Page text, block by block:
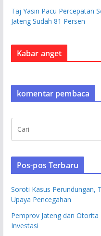
Taj Yasin Pacu Percepatan
Jateng Sudah 81 Persen
Kabar anget
komentar pembaca
Pos-pos Terbaru
Soroti Kasus Perundungan,
Upaya Pencegahan
Pemprov Jateng dan
Investasi